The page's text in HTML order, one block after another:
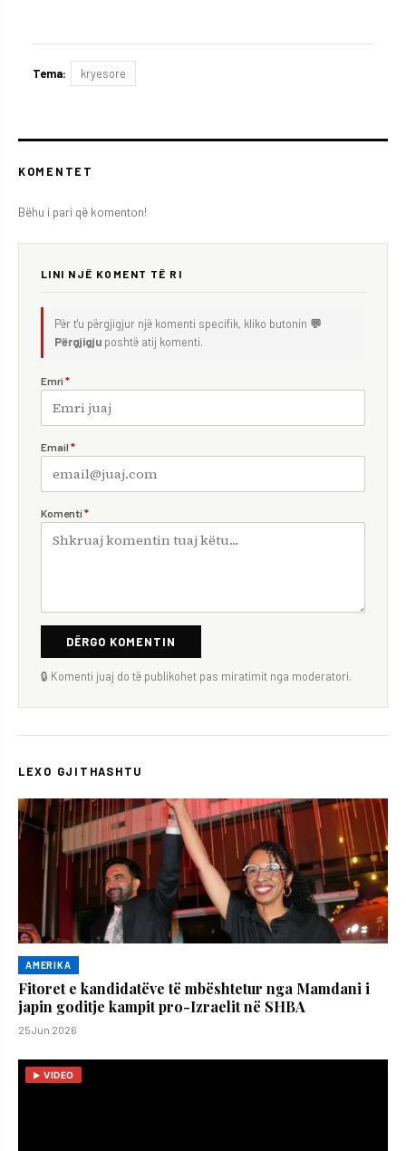
Tema: kryesore
KOMENTET
Bëhu i pari që komenton!
LINI NJË KOMENT TË RI
Për t'u përgjigjur një komenti specifik, kliko butonin 💬
Përgjigju poshtë atij komenti.
Emri *
Email *
Komenti *
DËRGO KOMENTIN
🔒 Komenti juaj do të publikohet pas miratimit nga moderatori.
LEXO GJITHASHTU
AMERIKA
Fitoret e kandidatëve të mbështetur nga Mamdani i
japin goditje kampit pro-Izraelit në SHBA
25 Jun 2026
VIDEO